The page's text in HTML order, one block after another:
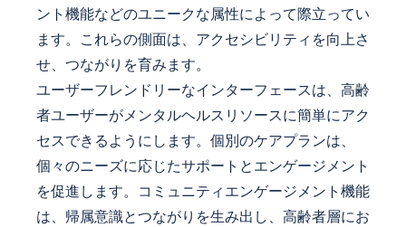
ント機能などのユニークな属性によって際立ってい
ます。これらの側面は、アクセシビリティを向上さ
せ、つながりを育みます。
ユーザーフレンドリーなインターフェースは、高齢
者ユーザーがメンタルヘルスリソースに簡単にアク
セスできるようにします。個別のケアプランは、
個々のニーズに応じたサポートとエンゲージメント
を促進します。コミュニティエンゲージメント機能
は、帰属意識とつながりを生み出し、高齢者層にお